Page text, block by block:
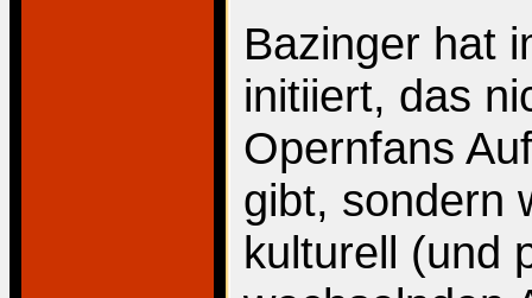
Bazinger hat
initiiert, das
Opernfans
gibt, sondern
kulturell (und